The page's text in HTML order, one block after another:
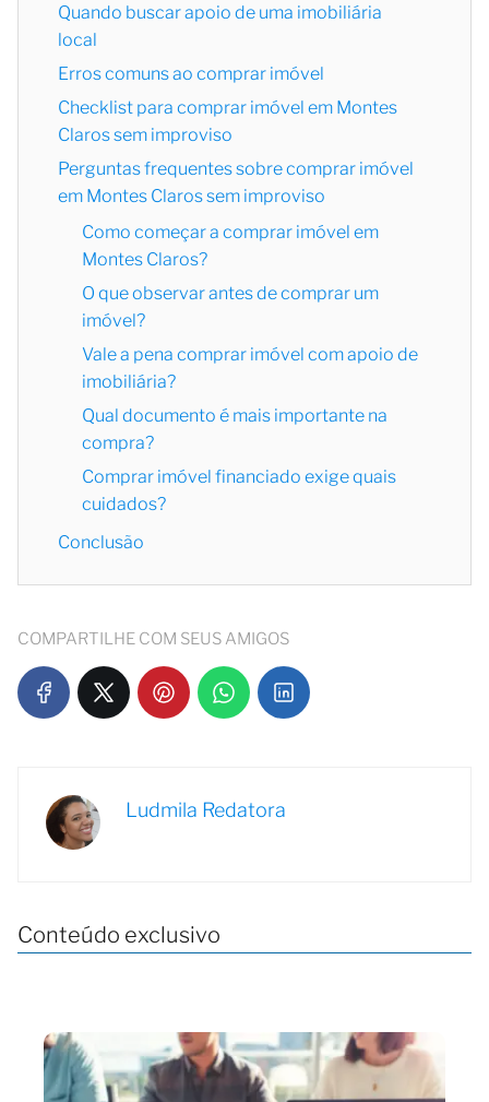
Quando buscar apoio de uma imobiliária
local
Erros comuns ao comprar imóvel
Checklist para comprar imóvel em Montes
Claros sem improviso
Perguntas frequentes sobre comprar imóvel
em Montes Claros sem improviso
Como começar a comprar imóvel em
Montes Claros?
O que observar antes de comprar um
imóvel?
Vale a pena comprar imóvel com apoio de
imobiliária?
Qual documento é mais importante na
compra?
Comprar imóvel financiado exige quais
cuidados?
Conclusão
COMPARTILHE COM SEUS AMIGOS
Ludmila Redatora
Conteúdo exclusivo